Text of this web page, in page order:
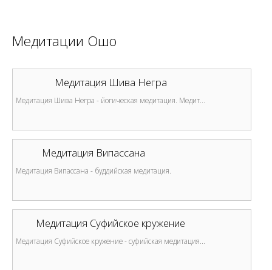
Медитации Ошо
Медитация Шива Негра
Медитация Шива Негра - йогическая медитация. Медит...
Медитация Випассана
Медитация Випассана - буддийская медитация.
Медитация Суфийское кружение
Медитация Суфийское кружение - суфийская медитация...